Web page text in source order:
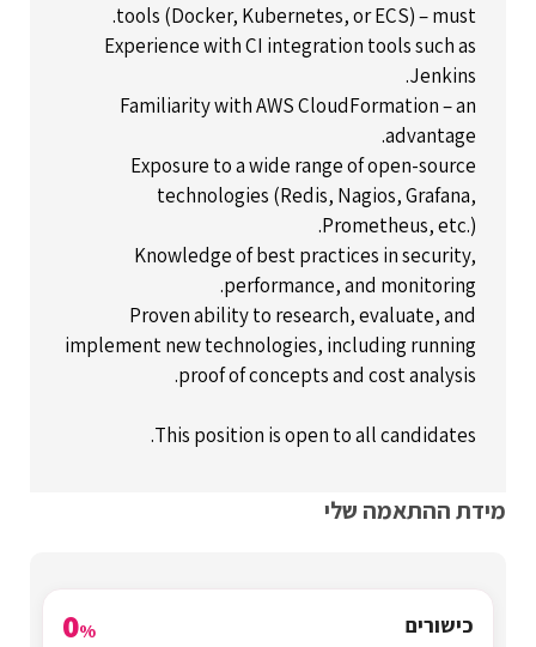
tools (Docker, Kubernetes, or ECS) – must.
Experience with CI integration tools such as
Jenkins.
Familiarity with AWS CloudFormation – an
advantage.
Exposure to a wide range of open-source
technologies (Redis, Nagios, Grafana,
Prometheus, etc.).
Knowledge of best practices in security,
performance, and monitoring.
Proven ability to research, evaluate, and
implement new technologies, including running
proof of concepts and cost analysis.
This position is open to all candidates.
מידת ההתאמה שלי
כישורים 0%